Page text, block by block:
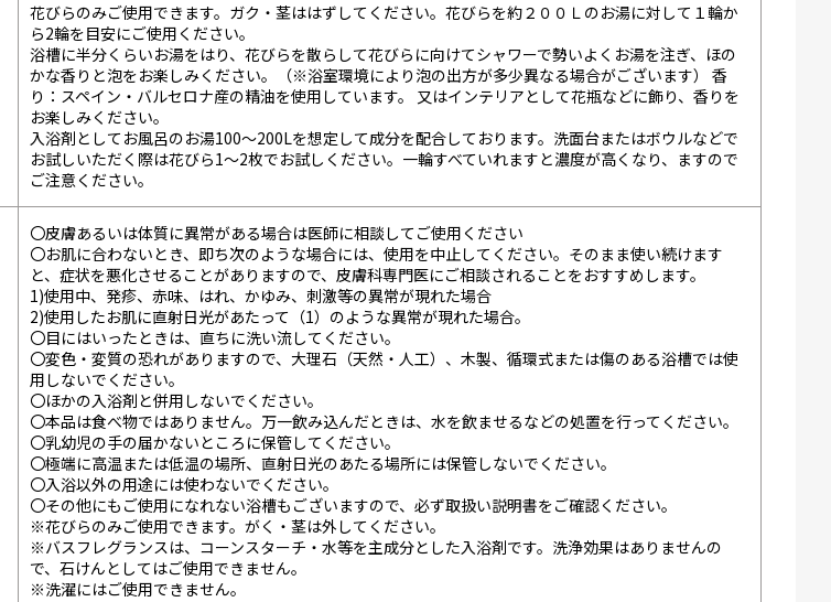
花びらのみご使用できます。ガク・茎ははずしてください。花びらを約２００Ｌのお湯に対して１輪か
ら2輪を目安にご使用ください。
浴槽に半分くらいお湯をはり、花びらを散らして花びらに向けてシャワーで勢いよくお湯を注ぎ、ほの
かな香りと泡をお楽しみください。（※浴室環境により泡の出方が多少異なる場合がございます） 香
り：スペイン・バルセロナ産の精油を使用しています。 又はインテリアとして花瓶などに飾り、香りを
お楽しみください。
入浴剤としてお風呂のお湯100～200Lを想定して成分を配合しております。洗面台またはボウルなどで
お試しいただく際は花びら1～2枚でお試しください。一輪すべていれますと濃度が高くなり、ますので
ご注意ください。
〇皮膚あるいは体質に異常がある場合は医師に相談してご使用ください
〇お肌に合わないとき、即ち次のような場合には、使用を中止してください。そのまま使い続けます
と、症状を悪化させることがありますので、皮膚科専門医にご相談されることをおすすめします。
1)使用中、発疹、赤味、はれ、かゆみ、刺激等の異常が現れた場合
2)使用したお肌に直射日光があたって（1）のような異常が現れた場合。
〇目にはいったときは、直ちに洗い流してください。
〇変色・変質の恐れがありますので、大理石（天然・人工）、木製、循環式または傷のある浴槽では使
用しないでください。
〇ほかの入浴剤と併用しないでください。
〇本品は食べ物ではありません。万一飲み込んだときは、水を飲ませるなどの処置を行ってください。
〇乳幼児の手の届かないところに保管してください。
〇極端に高温または低温の場所、直射日光のあたる場所には保管しないでください。
〇入浴以外の用途には使わないでください。
〇その他にもご使用になれない浴槽もございますので、必ず取扱い説明書をご確認ください。
※花びらのみご使用できます。がく・茎は外してください。
※バスフレグランスは、コーンスターチ・水等を主成分とした入浴剤です。洗浄効果はありませんの
で、石けんとしてはご使用できません。
※洗濯にはご使用できません。